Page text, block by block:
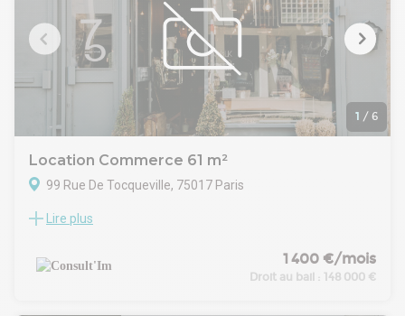
CONDITIONS FINANCIERES
Bail : 3/6/9 ans
Loyer mensuel : 1 333 € HT HC
Disponibilité : Après accord
1 / 6
Location Commerce 61 m²
99 Rue De Tocqueville, 75017 Paris
M° Wagram, dans un immeuble de standing, à louer une
CARACTERISTIQUES DE L'OFFRE
À deux pas des commerces et des bureaux, découvrez ce
Lire plus
1 400 €/mois
Droit au bail : 148 000 €